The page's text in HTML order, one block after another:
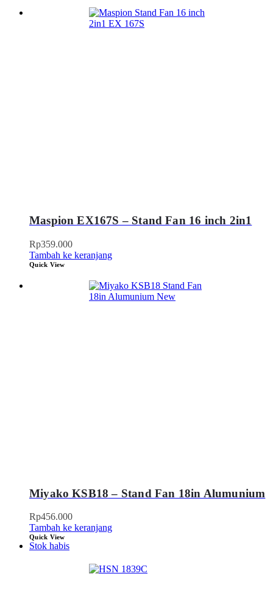
Maspion EX167S – Stand Fan 16 inch 2in1
Rp359.000
Tambah ke keranjang
Quick View
Miyako KSB18 – Stand Fan 18in Alumunium
Rp456.000
Tambah ke keranjang
Quick View
Stok habis